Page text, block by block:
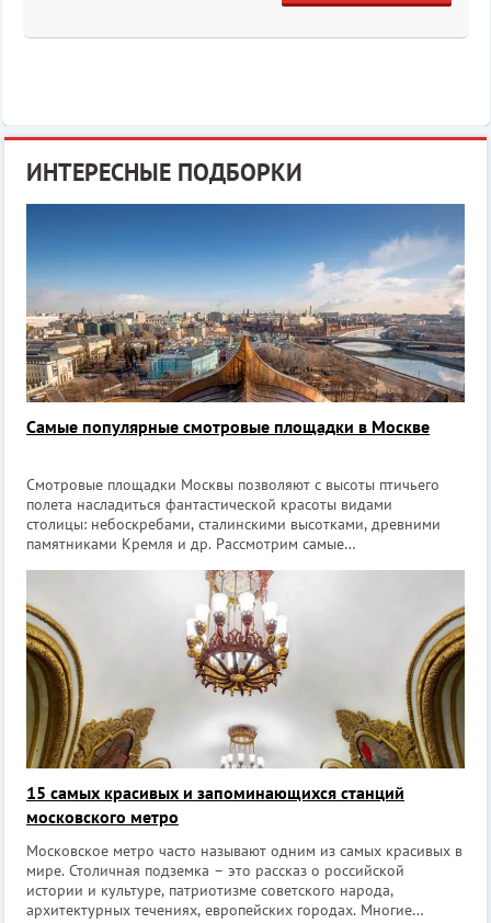
ИНТЕРЕСНЫЕ ПОДБОРКИ
Самые популярные смотровые площадки в Москве
Смотровые площадки Москвы позволяют с высоты птичьего
полета насладиться фантастической красоты видами
столицы: небоскребами, сталинскими высотками, древними
памятниками Кремля и др. Рассмотрим самые
панорамного обзора. Бесплатные смотровые площадки М
15 самых красивых и запоминающихся станций
московского метро
Московское метро часто называют одним из самых красивых в
мире. Столичная подземка – это рассказ о российской
истории и культуре, патриотизме советского народа,
архитектурных течениях, европейских городах. Многие